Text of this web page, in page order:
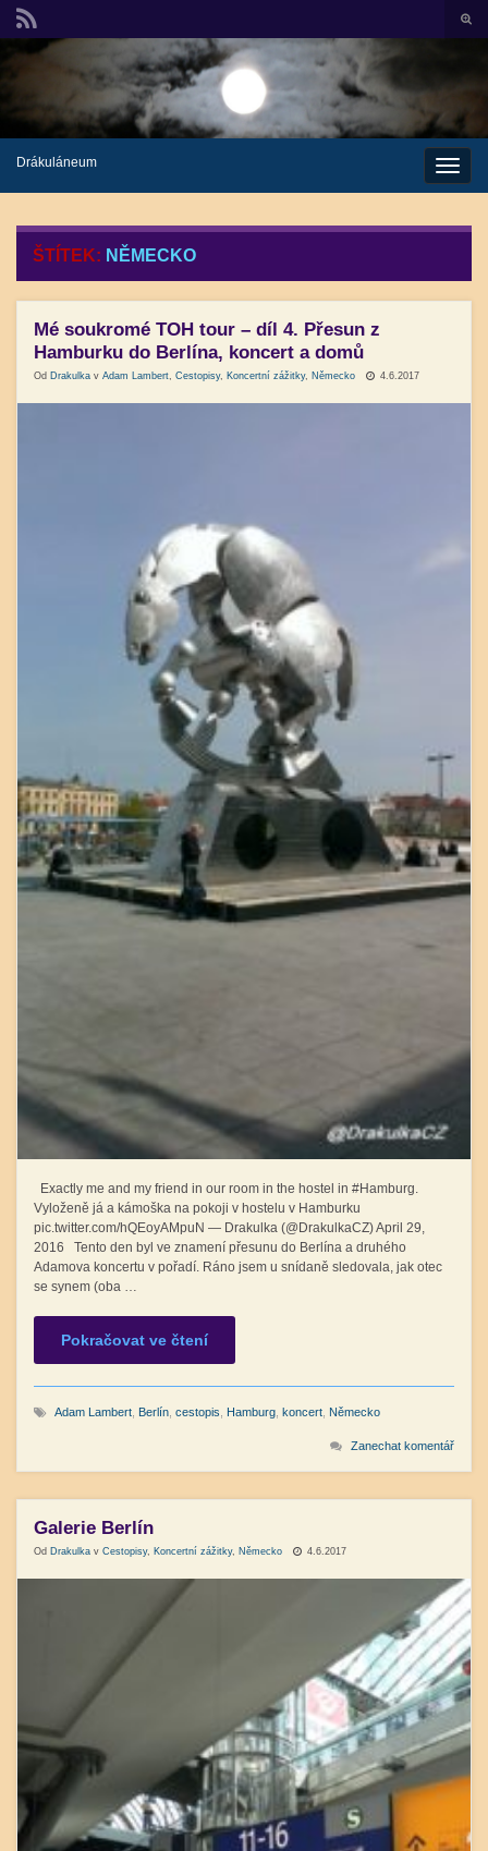
Search for:
Drákuláneum
ŠTÍTEK: NĚMECKO
Mé soukromé TOH tour – díl 4. Přesun z
Hamburku do Berlína, koncert a domů
Od Drakulka v Adam Lambert, Cestopisy, Koncertní zážitky, Německo 4.6.2017
Exactly me and my friend in our room in the hostel in #Hamburg.
Vyloženě já a kámoška na pokoji v hostelu v Hamburku
pic.twitter.com/hQEoyAMpuN — Drakulka (@DrakulkaCZ) April 29,
2016 Tento den byl ve znamení přesunu do Berlína a druhého
Adamova koncertu v pořadí. Ráno jsem u snídaně sledovala, jak otec
se synem (oba …
Pokračovat ve čtení
Adam Lambert Berlín cestopis Hamburg koncert Německo
Zanechat komentář
Galerie Berlín
Od Drakulka v Cestopisy, Koncertní zážitky, Německo 4.6.2017